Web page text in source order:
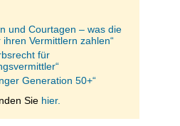
und Courtagen – was die
ihren Vermittlern zahlen“
für
Generation 50+“
Sie hier.